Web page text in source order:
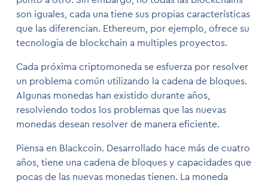
son iguales, cada una tiene sus propias características
que las diferencian. Ethereum, por ejemplo, ofrece su
tecnologia de blockchain a multiples proyectos.
Cada próxima criptomoneda se esfuerza por resolver
un problema común utilizando la cadena de bloques.
Algunas monedas han existido durante años,
resolviendo todos los problemas que las nuevas
monedas desean resolver de manera eficiente.
Piensa en Blackcoin. Desarrollado hace más de cuatro
años, tiene una cadena de bloques y capacidades que
pocas de las nuevas monedas tienen. La moneda